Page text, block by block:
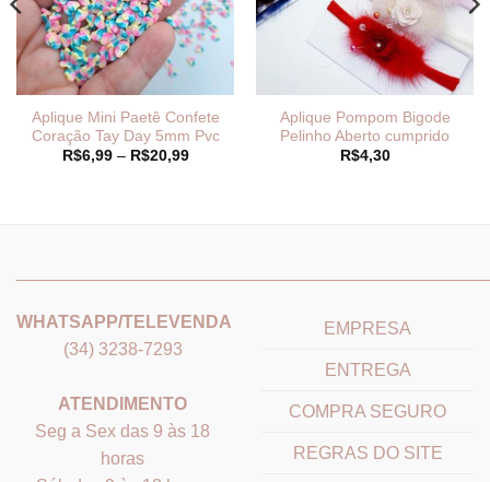
Aplique Mini Paetê Confete
Coração Tay Day 5mm Pvc
R$6,99 – R$20,99Faixa
Aplique Pompom Bigode
Pelinho Aberto cumprido
R$4,30
WHATSAPP/TELEVENDA
(34) 3238-7293
ATENDIMENTO
Seg a Sex das 9 às 18
horas
EMPRESA
ENTREGA
COMPRA SEGURO
REGRAS DO SITE